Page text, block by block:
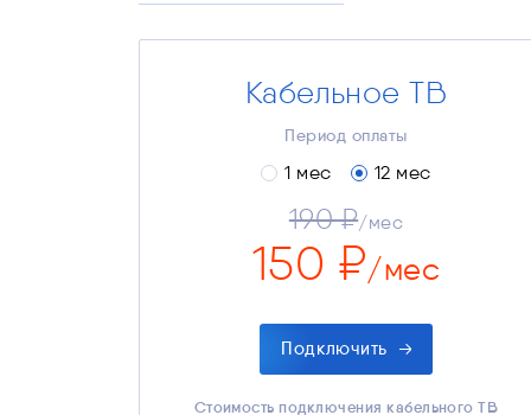
Кабельное ТВ
Период оплаты
1 мес 12 мес
190 ₽/мес
150 ₽/мес
Подключить
Стоимость подключения кабельного ТВ
Телевидение «Кабельное ТВ»
Платёж за 12 мес.
2280 ₽
Есть возможность подключения к
любым моделям телевизоров.